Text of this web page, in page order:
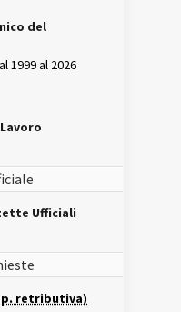
del
1999 al 2026
Ufficiali
retributiva)